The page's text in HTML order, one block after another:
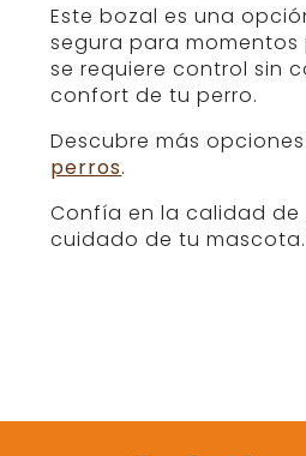
Este bozal es una
segura para
se requiere control sin
confort de tu perro.
Descubre más
perros.
Confía en la calidad de
cuidado de tu mascota.